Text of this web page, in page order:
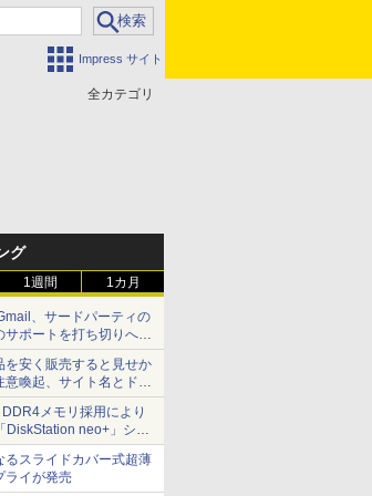
Impress サイト
全カテゴリ
グ
1週間 1カ月
、サードパーティの
サポートを打ち切りへ
を安く販売すると見せか
意喚起、サイト名とドメ
メモリ採用により
DiskStation neo+」シリ
でき、ECCメモリへの
るスライドカバー式超薄
ライが発売